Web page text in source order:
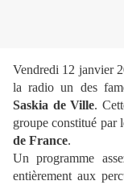
Vendredi 12 janvier
la radio un des
Saskia de Ville.
groupe constitué par
de France.
Un programme
entièrement aux